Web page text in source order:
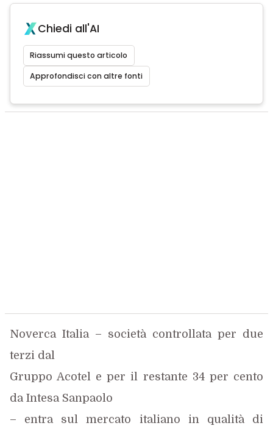
Chiedi all'AI
Riassumi questo articolo
Approfondisci con altre fonti
Noverca Italia – società controllata per due
terzi dal
Gruppo Acotel e per il restante 34 per cento
da Intesa Sanpaolo
– entra sul mercato italiano in qualità di